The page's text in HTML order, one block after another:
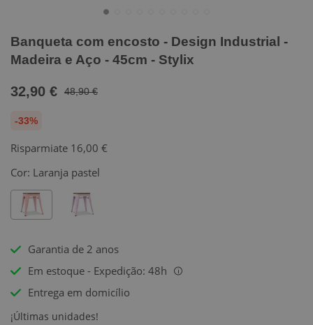
Banqueta com encosto - Design Industrial -
Madeira e Aço - 45cm - Stylix
32,90 € 48,90 €
-33%
Risparmiate 16,00 €
Cor: Laranja pastel
Garantia de 2 anos
Em estoque - Expedição: 48h
i
Entrega em domicílio
¡Últimas unidades!